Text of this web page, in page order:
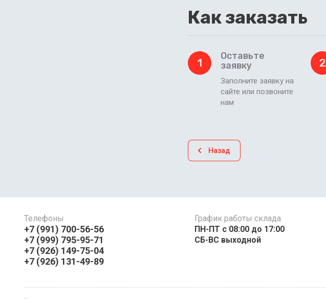
Как заказать
1
Оставьте
заявку
Заполните заявку на
сайте или позвоните
нам
2
Назад
Телефоны
+7 (991) 700-56-56
+7 (999) 795-95-71
+7 (926) 149-75-04
+7 (926) 131-49-89
График работы склада
ПН-ПТ с 08:00 до 17:00 ​​​​​​
СБ-ВС выходной